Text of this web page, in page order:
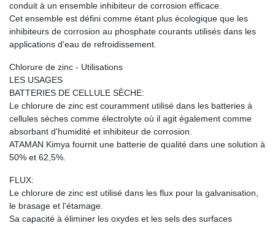
conduit à un ensemble inhibiteur de corrosion efficace.
Cet ensemble est défini comme étant plus écologique que les
inhibiteurs de corrosion au phosphate courants utilisés dans les
applications d'eau de refroidissement.
Chlorure de zinc - Utilisations
LES USAGES
BATTERIES DE CELLULE SÈCHE:
Le chlorure de zinc est couramment utilisé dans les batteries à
cellules sèches comme électrolyte où il agit également comme
absorbant d'humidité et inhibiteur de corrosion.
ATAMAN Kimya fournit une batterie de qualité dans une solution à
50% et 62,5%.
FLUX:
Le chlorure de zinc est utilisé dans les flux pour la galvanisation,
le brasage et l'étamage.
Sa capacité à éliminer les oxydes et les sels des surfaces